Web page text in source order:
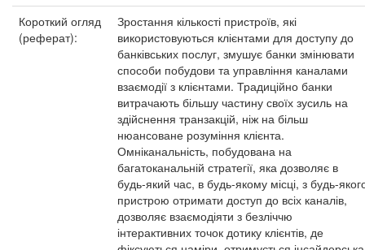
Короткий огляд
(реферат):
Зростання кількості пристроїв, які
використовуються клієнтами для доступу до
банківських послуг, змушує банки змінювати
способи побудови та управління каналами
взаємодії з клієнтами. Традиційно банки
витрачають більшу частину своїх зусиль на
здійснення транзакцій, ніж на більш
нюансоване розуміння клієнта.
Омніканальність, побудована на
багатоканальній стратегії, яка дозволяє в
будь-який час, в будь-якому місці, з будь-
пристрою отримати доступ до всіх каналів,
дозволяє взаємодіяти з безліччю
інтерактивних точок дотику клієнтів, де